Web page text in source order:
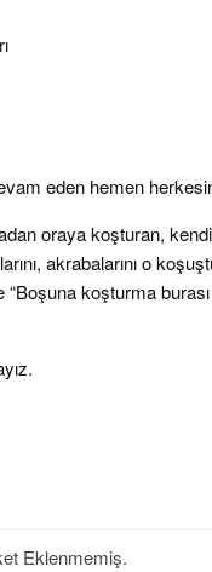
eden hemen
oraya koşturan,
akrabalarını o
koşturma
Eklenmemiş.